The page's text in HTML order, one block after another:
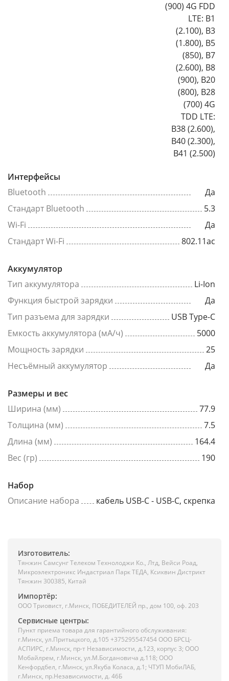
(900) 4G FDD
LTE: B1
(2.100), B3
(1.800), B5
(850), B7
(2.600), B8
(900), B20
(800), B28
(700) 4G
TDD LTE:
B38 (2.600),
B40 (2.300),
B41 (2.500)
Интерфейсы
Bluetooth
Да
Стандарт Bluetooth
5.3
Wi-Fi
Да
Стандарт Wi-Fi
802.11ac
Аккумулятор
Тип аккумулятора
Li-Ion
Функция быстрой зарядки
Да
Тип разъема для зарядки
USB Type-C
Емкость аккумулятора (мА/ч)
5000
Мощность зарядки
25
Несъёмный аккумулятор
Да
Размеры и вес
Ширина (мм)
77.9
Толщина (мм)
7.5
Длина (мм)
164.4
Вес (гр)
190
Набор
Описание набора
кабель USB-C - USB-C, скрепка
Изготовитель:
Тянжин Самсунг Телеком Технолоджи Ко., Лтд, Вейси Роад,
Микроэлектроникс Индастриал Парк ТЕДА, Ксиквин Дистрикт
Тянжин 300385, Китай
Импортёр:
ООО Триовист, г.Минск, ПОБЕДИТЕЛЕЙ пр., дом 100, оф. 203
Сервисные центры:
Пункт приема товара для гарантийного обслуживания:
г.Минск, ул.Притыцкого, д.105 +375295547454 ООО БРСЦ-
АСПИРС, г.Минск, пр-т Независимости, д.123, корпус 3; ООО
Мобайлрем, г.Минск, ул.М.Богдановича д.118; ООО
Кенфордбел, г.Минск, ул.Якуба Коласа, д.1; ЧТУП МобиЛАБ,
г.Минск, пр.Независимости, д. 46Б